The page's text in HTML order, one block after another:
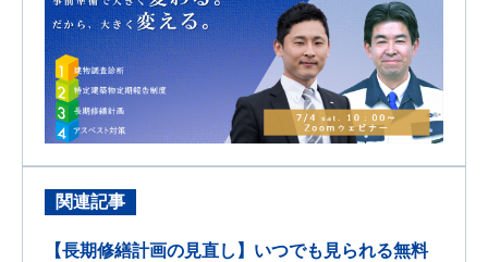
関連記事
【長期修繕計画の見直し】いつでも見られる無料